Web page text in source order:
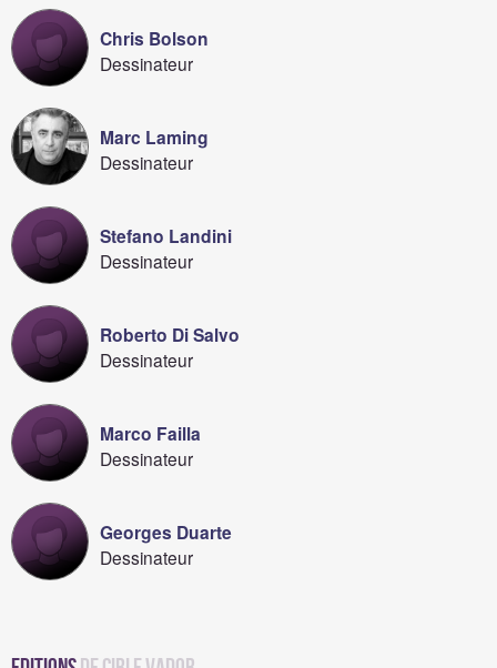
Chris Bolson
Dessinateur
Marc Laming
Dessinateur
Stefano Landini
Dessinateur
Roberto Di Salvo
Dessinateur
Marco Failla
Dessinateur
Georges Duarte
Dessinateur